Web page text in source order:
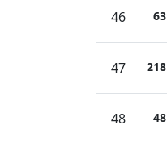
46 63
47 218
48 48